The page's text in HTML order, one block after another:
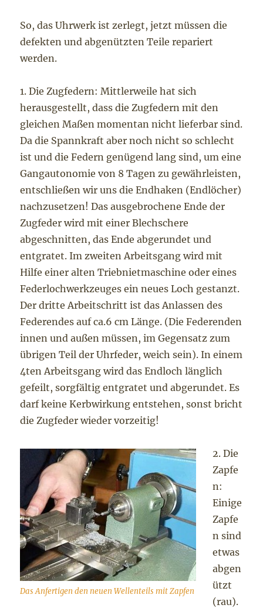
So, das Uhrwerk ist zerlegt, jetzt müssen die
defekten und abgenützten Teile repariert
werden.
1. Die Zugfedern: Mittlerweile hat sich
herausgestellt, dass die Zugfedern mit den
gleichen Maßen momentan nicht lieferbar sind.
Da die Spannkraft aber noch nicht so schlecht
ist und die Federn genügend lang sind, um eine
Gangautonomie von 8 Tagen zu gewährleisten,
entschließen wir uns die Endhaken (Endlöcher)
nachzusetzen! Das ausgebrochene Ende der
Zugfeder wird mit einer Blechschere
abgeschnitten, das Ende abgerundet und
entgratet. Im zweiten Arbeitsgang wird mit
Hilfe einer alten Triebnietmaschine oder eines
Federlochwerkzeuges ein neues Loch gestanzt.
Der dritte Arbeitschritt ist das Anlassen des
Federendes auf ca.6 cm Länge. (Die Federenden
innen und außen müssen, im Gegensatz zum
übrigen Teil der Uhrfeder, weich sein). In einem
4ten Arbeitsgang wird das Endloch länglich
gefeilt, sorgfältig entgratet und abgerundet. Es
darf keine Kerbwirkung entstehen, sonst bricht
die Zugfeder wieder vorzeitig!
Das Anfertigen den neuen Wellenteils mit Zapfen
2. Die
Zapfe
n:
Einige
Zapfe
n sind
etwas
abgen
ützt
(rau).